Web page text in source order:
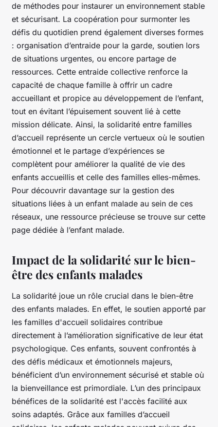
de méthodes pour instaurer un environnement stable
et sécurisant. La coopération pour surmonter les
défis du quotidien prend également diverses formes
: organisation d’entraide pour la garde, soutien lors
de situations urgentes, ou encore partage de
ressources. Cette entraide collective renforce la
capacité de chaque famille à offrir un cadre
accueillant et propice au développement de l’enfant,
tout en évitant l’épuisement souvent lié à cette
mission délicate. Ainsi, la solidarité entre familles
d’accueil représente un cercle vertueux où le soutien
émotionnel et le partage d’expériences se
complètent pour améliorer la qualité de vie des
enfants accueillis et celle des familles elles-mêmes.
Pour découvrir davantage sur la gestion des
situations liées à un enfant malade au sein de ces
réseaux, une ressource précieuse se trouve sur cette
page dédiée à l’enfant malade.
Impact de la solidarité sur le bien-
être des enfants malades
La solidarité joue un rôle crucial dans le bien-être
des enfants malades. En effet, le soutien apporté par
les familles d'accueil solidaires contribue
directement à l’amélioration significative de leur état
psychologique. Ces enfants, souvent confrontés à
des défis médicaux et émotionnels majeurs,
bénéficient d’un environnement sécurisé et stable où
la bienveillance est primordiale. L’un des principaux
bénéfices de la solidarité est l'accès facilité aux
soins adaptés. Grâce aux familles d’accueil